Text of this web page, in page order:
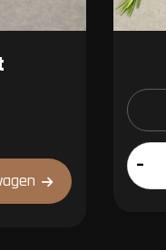
Picanha
aantal
–